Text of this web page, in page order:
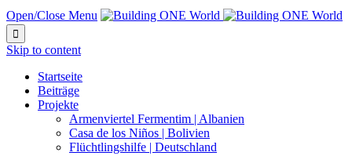
Open/Close Menu

Skip to content
Startseite
Beiträge
Projekte
Armenviertel Fermentim | Albanien
Casa de los Niños | Bolivien
Flüchtlingshilfe | Deutschland